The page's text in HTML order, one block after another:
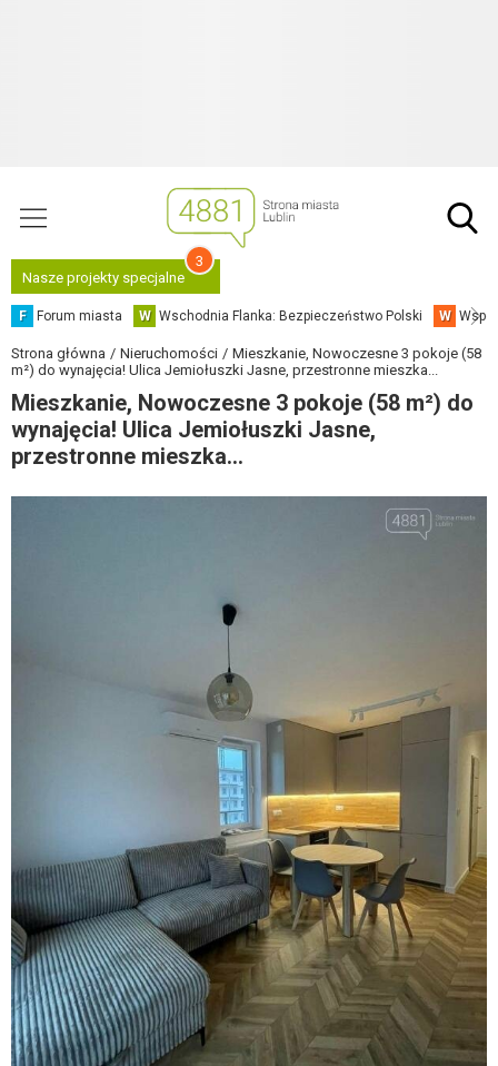
Nasze projekty specjalne
3
F Forum miasta W Wschodnia Flanka: Bezpieczeństwo Polski W
Strona główna Nieruchomości
Mieszkanie, Nowoczesne 3 pokoje (58
m²) do wynajęcia! Ulica Jemiołuszki Jasne, przestronne mieszka...
Mieszkanie, Nowoczesne 3 pokoje (58 m²) do
wynajęcia! Ulica Jemiołuszki Jasne,
przestronne mieszka...